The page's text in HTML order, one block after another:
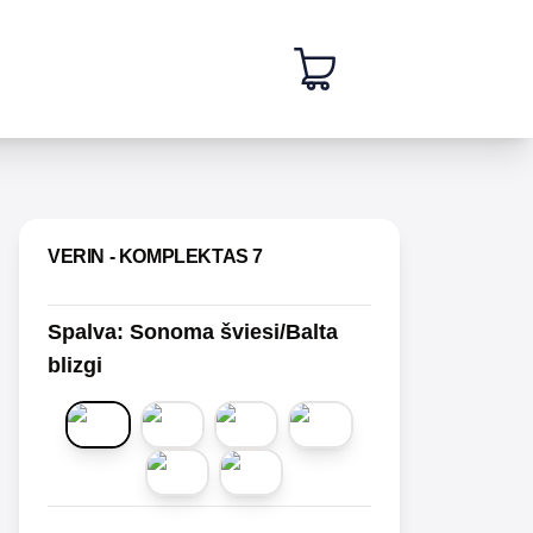
VERIN - KOMPLEKTAS 7
Spalva: Sonoma šviesi/Balta
blizgi